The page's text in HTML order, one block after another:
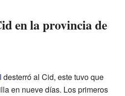
en la provincia de
desterró al Cid, este tuvo que
en nueve días. Los primeros